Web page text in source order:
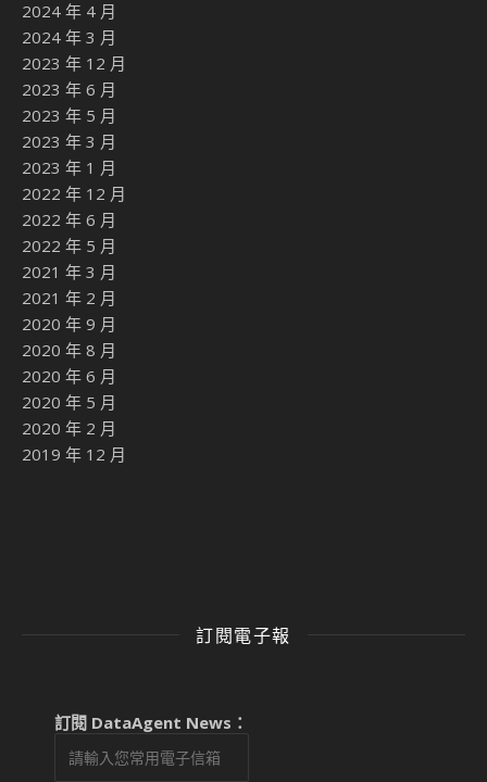
2024 年 4 月
2024 年 3 月
2023 年 12 月
2023 年 6 月
2023 年 5 月
2023 年 3 月
2023 年 1 月
2022 年 12 月
2022 年 6 月
2022 年 5 月
2021 年 3 月
2021 年 2 月
2020 年 9 月
2020 年 8 月
2020 年 6 月
2020 年 5 月
2020 年 2 月
2019 年 12 月
訂閱電子報
訂閱 DataAgent News：